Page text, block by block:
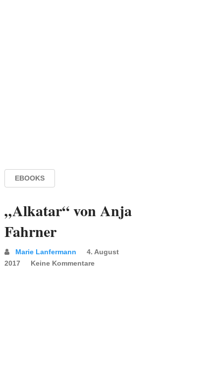
EBOOKS
„Alkatar“ von Anja
Fahrner
Marie Lanfermann
4. August
2017
Keine Kommentare